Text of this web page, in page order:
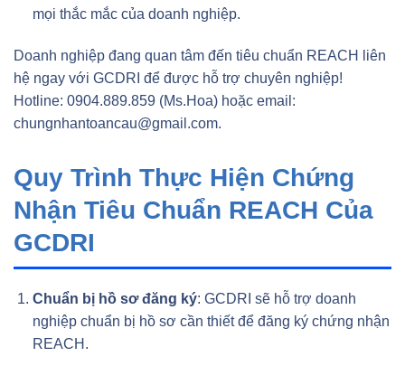
mọi thắc mắc của doanh nghiệp.
Doanh nghiệp đang quan tâm đến tiêu chuẩn REACH liên
hệ ngay với GCDRI để được hỗ trợ chuyên nghiệp!
Hotline: 0904.889.859 (Ms.Hoa) hoặc email:
chungnhantoancau@gmail.com.
Quy Trình Thực Hiện Chứng
Nhận Tiêu Chuẩn REACH Của
GCDRI
Chuẩn bị hồ sơ đăng ký: GCDRI sẽ hỗ trợ doanh
nghiệp chuẩn bị hồ sơ cần thiết để đăng ký chứng nhận
REACH.